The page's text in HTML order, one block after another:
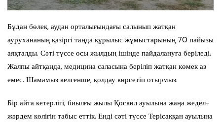
Бұдан бөлек, аудан орталығындағы салынып жатқан
аурухананың қазіргі таңда құрылыс жұмыстарының 70 пайызы
аяқталды. Сәті түссе осы жылдың ішінде пайдалануға беріледі.
Жалпы айтқанда, медицина саласына беріліп жатқан көмек аз
емес. Шамамыз келгенше, қолдау көрсетіп отырмыз.
Бір айта кетерлігі, биылғы жылы Қоскөл ауылына жаңа жедел-
жәрдем көлігін табыс еттік. Енді сәті түссе Терісаққан ауылына